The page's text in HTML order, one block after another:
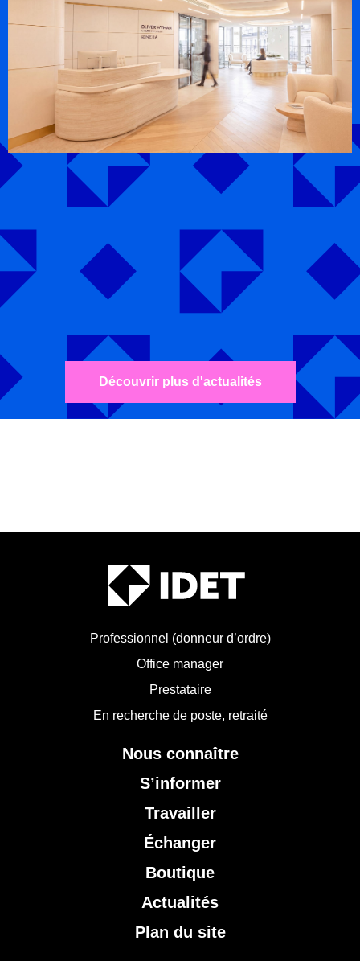
Découvrir plus d'actualités
Professionnel (donneur d’ordre)
Office manager
Prestataire
En recherche de poste, retraité
Nous connaître
S’informer
Travailler
Échanger
Boutique
Actualités
Plan du site